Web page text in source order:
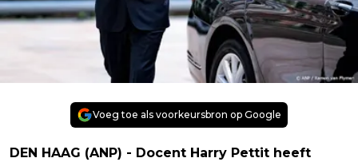
Voeg toe als voorkeursbron op Google
DEN HAAG (ANP) - Docent Harry Pettit heeft